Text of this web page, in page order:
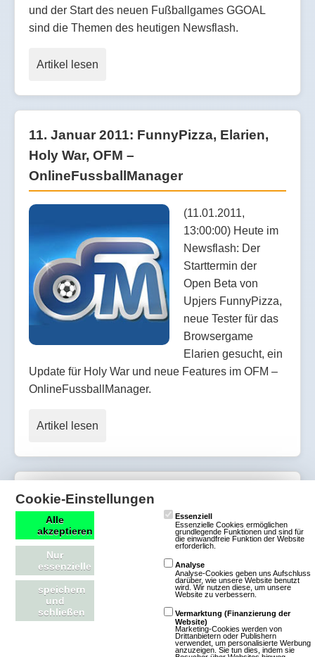
und der Start des neuen Fußballgames GGOAL
sind die Themen des heutigen Newsflash.
Artikel lesen
11. Januar 2011: FunnyPizza, Elarien,
Holy War, OFM –
OnlineFussballManager
(11.01.2011,
13:00:00) Heute im
Newsflash: Der
Starttermin der
Open Beta von
Upjers FunnyPizza,
neue Tester für das
Browsergame
Elarien gesucht, ein
Update für Holy War und neue Features im OFM –
OnlineFussballManager.
Artikel lesen
10. Dezember 2010: Bigpoint, Nox
Mortis, OFM - OnlineFussballManager,
Uphill Rush 3, RTL Gamechannel
(10.12.2010,
13:00:00) Heute im
Newsflash:
Bigpoints
Ankündigung von
Cookie-Einstellungen
Alle
akzeptieren
Nur
essenzielle
speichern
und
schließen
Essenziell
Essenzielle Cookies ermöglichen
grundlegende Funktionen und sind für
die einwandfreie Funktion der Website
erforderlich.
Analyse
Analyse-Cookies geben uns Aufschluss
darüber, wie unsere Website benutzt
wird. Wir nutzen diese, um unsere
Website zu verbessern.
Vermarktung (Finanzierung der
Website)
Marketing-Cookies werden von
Drittanbietern oder Publishern
verwendet, um personalisierte Werbung
anzuzeigen. Sie tun dies, indem sie